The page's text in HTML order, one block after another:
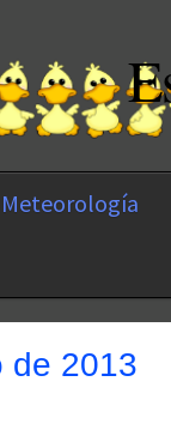
Meteorología
de 2013